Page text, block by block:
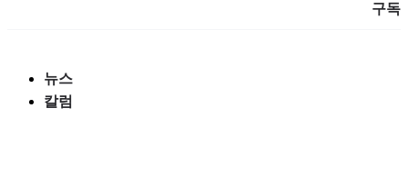
구독
뉴스
칼럼